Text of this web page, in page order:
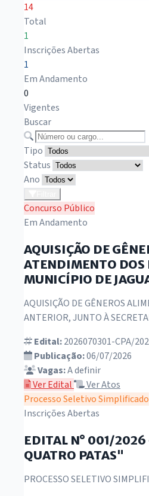
14
Total
1
Inscrições Abertas
1
Em Andamento
0
Vigentes
Buscar
Tipo
Status
Ano
Concurso Público
Em Andamento
AQUISIÇÃO DE
ATENDIMENTO DOS
MUNICÍPIO DE
AQUISIÇÃO DE GÊNEROS
ANTERIOR, JUNTO À
Edital:2026070301-CPA/
Publicação:06/07/2026
Vagas:A definir
Ver Edital
Ver Atos
Processo Seletivo Simplificado
Inscrições Abertas
EDITAL N° 001/2026
QUATRO PATAS"
PROCESSO SELETIVO